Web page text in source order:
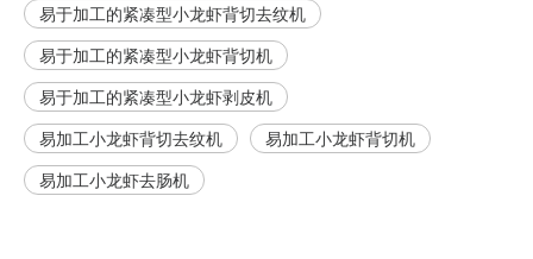
易于加工的紧凑型小龙虾背切去纹机
易于加工的紧凑型小龙虾背切机
易于加工的紧凑型小龙虾剥皮机
易加工小龙虾背切去纹机
易加工小龙虾背切机
易加工小龙虾去肠机